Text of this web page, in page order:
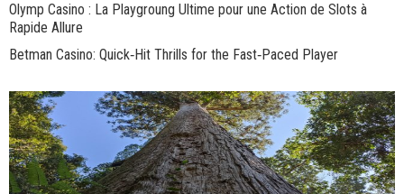
Olymp Casino : La Playgroung Ultime pour une Action de Slots à
Rapide Allure
Betman Casino: Quick‑Hit Thrills for the Fast‑Paced Player